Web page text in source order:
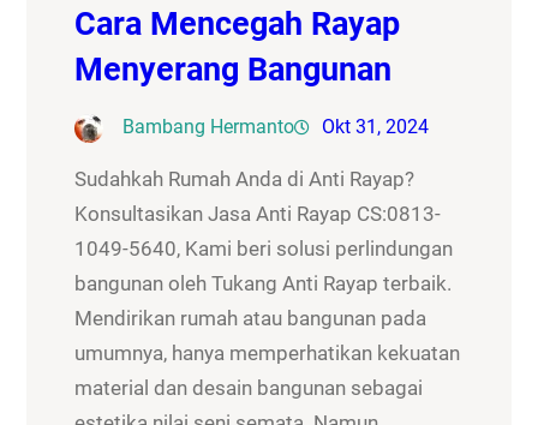
Cara Mencegah Rayap
Menyerang Bangunan
Bambang Hermanto Okt 31, 2024
Sudahkah Rumah Anda di Anti Rayap?
Konsultasikan Jasa Anti Rayap CS:0813-
1049-5640, Kami beri solusi perlindungan
bangunan oleh Tukang Anti Rayap terbaik.
Mendirikan rumah atau bangunan pada
umumnya, hanya memperhatikan kekuatan
material dan desain bangunan sebagai